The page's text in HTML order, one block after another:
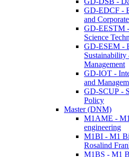
GD-EDCF -
and
GD-EESTM
Science
GD-ESEM -
Management
GD-IOT -
and
GD-SCUP -
Policy
Master (DNM)
M1AME -
engineering
M1BI - M1
Rosalind
M1BS - M1